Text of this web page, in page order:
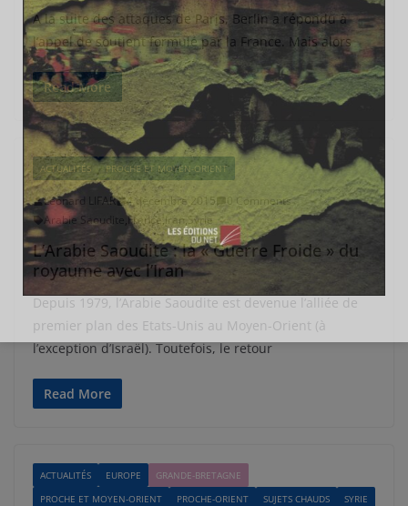
A la suite des attaques de Paris, Berlin a répondu à
l’appel de soutient formulé par la France. Mais alors
Read More
ACTUALITÉS PROCHE ET MOYEN-ORIENT
Léonard LIFAR 4 décembre 2015
0 Comments
Arabie Saoudite,France,Iran,Syrie
L’Arabie Saoudite : la « Guerre Froide » du
royaume avec l’Iran
Depuis 1979, l’Arabie Saoudite est devenue l’alliée de
premier plan des Etats-Unis au Moyen-Orient (à
l’exception d’Israël). Toutefois, le retour
Read More
ACTUALITÉS EUROPE
GRANDE-BRETAGNE
PROCHE ET MOYEN-ORIENT
PROCHE-ORIENT SUJETS CHAUDS SYRIE